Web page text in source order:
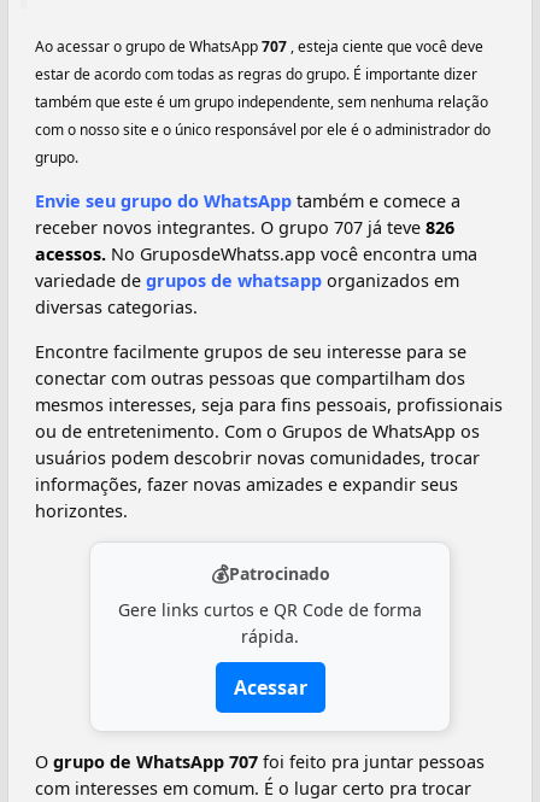
Ao acessar o grupo de WhatsApp707 , esteja ciente que você deve
estar de acordo com todas as regras do grupo. É importante dizer
também que este é um grupo independente, sem nenhuma relação
com o nosso site e o único responsável por ele é o administrador do
grupo.
Envie seu grupo do WhatsApp também e comece a
receber novos integrantes. O grupo 707 já teve 826
acessos. No GruposdeWhatss.app você encontra uma
variedade de grupos de whatsapp organizados em
diversas categorias.
Encontre facilmente grupos de seu interesse para se
conectar com outras pessoas que compartilham dos
mesmos interesses, seja para fins pessoais, profissionais
ou de entretenimento. Com o Grupos de WhatsApp os
usuários podem descobrir novas comunidades, trocar
informações, fazer novas amizades e expandir seus
horizontes.
💰Patrocinado
Gere links curtos e QR Code de forma
rápida.
Acessar
O grupo de WhatsApp 707 foi feito pra juntar pessoas
com interesses em comum. É o lugar certo pra trocar